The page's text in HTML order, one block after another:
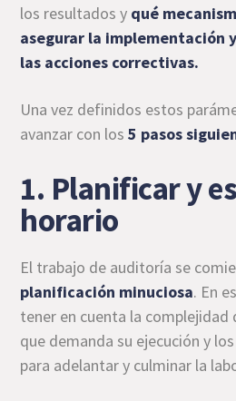
los resultados y qué
asegurar la implementación
las acciones correctivas.
Una vez definidos estos
avanzar con los5 pasos
1. Planificar y
horario
El trabajo de auditoría se
planificación minuciosa. En
tener en cuenta la
que demanda su ejecución y
para adelantar y culminar la